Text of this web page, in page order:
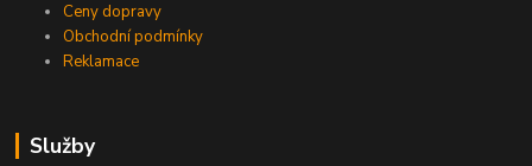
Ceny dopravy
Obchodní podmínky
Reklamace
Služby